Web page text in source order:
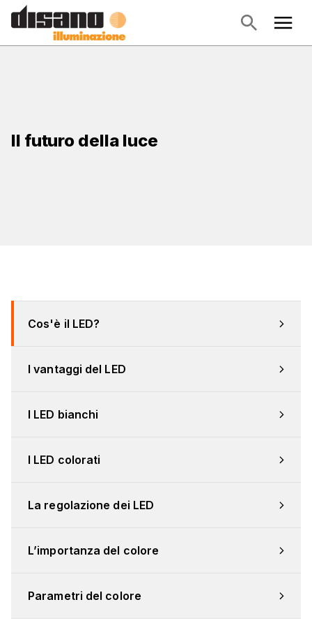
Il futuro della luce
Cos'è il LED?
I vantaggi del LED
I LED bianchi
I LED colorati
La regolazione dei LED
L’importanza del colore
Parametri del colore